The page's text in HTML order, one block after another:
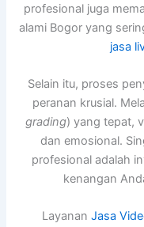
profesional juga
alami Bogor yang
jasa
Selain itu, proses
peranan krusial.
grading) yang tepat,
dan emosional.
profesional adalah
kenangan
Layanan Jasa